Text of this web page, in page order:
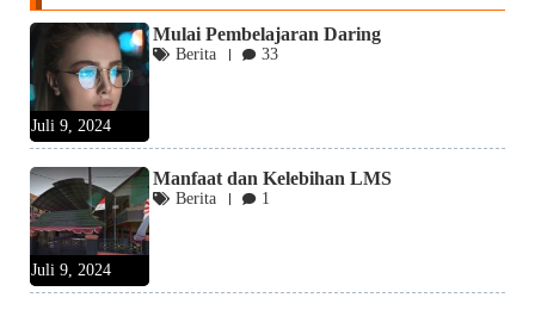
Juli 9, 2024
Mulai Pembelajaran Daring
Berita 33
Juli 9, 2024
Manfaat dan Kelebihan LMS
Berita 1